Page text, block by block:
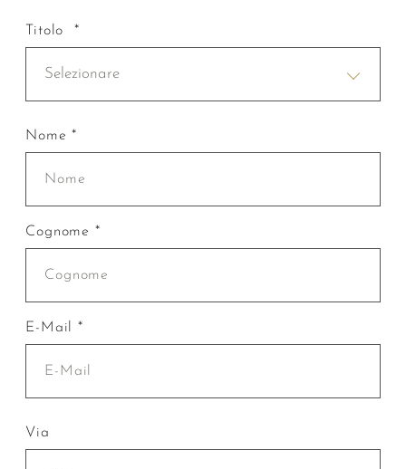
Titolo *
Selezionare
Nome *
Cognome *
E-Mail *
Via